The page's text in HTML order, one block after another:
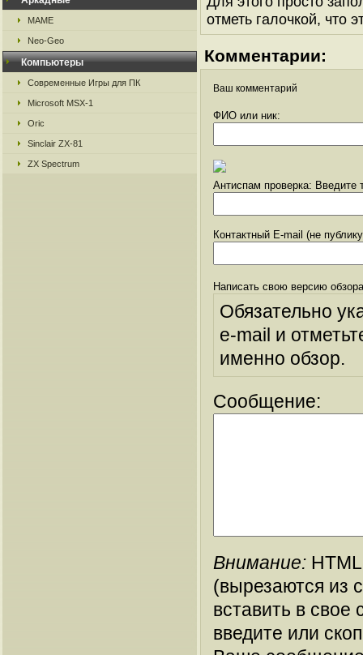
MAME
Neo-Geo
Компьютеры
Современные Игры для ПК
Microsoft MSX-1
Oric
Sinclair ZX-81
ZX Spectrum
отметь галочкой, что
Комментарии:
Ваш комментарий
ФИО или ник:
Антиспам проверка: Введите
Контактный E-mail (не
Написать свою версию
Обязательно
e-mail и
именно обзор.
Сообщение:
Внимание:
(вырезаются из
вставить в
введите или